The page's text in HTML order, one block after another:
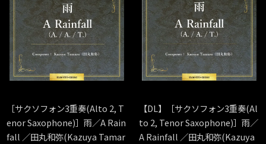
［サクソフォン3重奏(Alto 2, T
enor Saxophone)］雨／A Rain
fall ／田丸和弥(Kazuya Tamar
【DL】［サクソフォン3重奏(Al
to 2, Tenor Saxophone)］雨／
A Rainfall ／田丸和弥(Kazuya